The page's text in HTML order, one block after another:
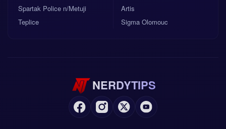
Spartak Police n/Metuji
Teplice
Artis
Sigma Olomouc
NERDYTIPS